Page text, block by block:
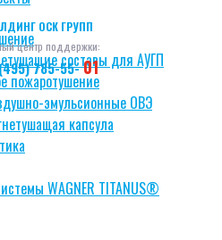
составы для АУГП
пожаротушение
эмульсионные ОВЭ
капсула
WAGNER TITANUS®
ОСК ГРУПП
центр поддержки:
785-55-01